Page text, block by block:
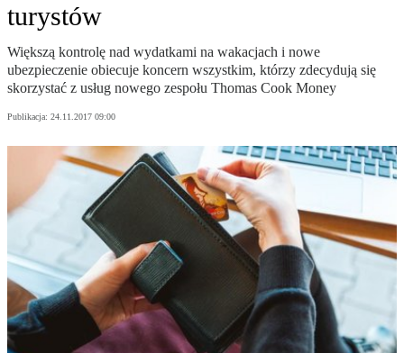
turystów
Większą kontrolę nad wydatkami na wakacjach i nowe
ubezpieczenie obiecuje koncern wszystkim, którzy zdecydują się
skorzystać z usług nowego zespołu Thomas Cook Money
Publikacja: 24.11.2017 09:00